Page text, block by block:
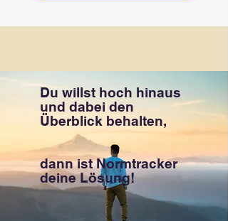
Du willst hoch hinaus
und dabei den
Überblick behalten,
dann ist Normtracker
deine Lösung!